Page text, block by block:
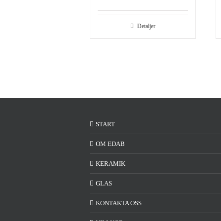
Detaljer
START
OM EDAB
KERAMIK
GLAS
KONTAKTA OSS